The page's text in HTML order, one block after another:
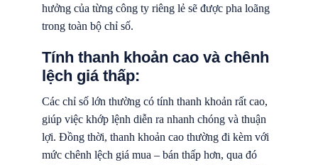
hưởng của từng công ty riêng lẻ sẽ được pha loãng
trong toàn bộ chỉ số.
Tính thanh khoản cao và chênh
lệch giá thấp:
Các chỉ số lớn thường có tính thanh khoản rất cao,
giúp việc khớp lệnh diễn ra nhanh chóng và thuận
lợi. Đồng thời, thanh khoản cao thường đi kèm với
mức chênh lệch giá mua – bán thấp hơn, qua đó